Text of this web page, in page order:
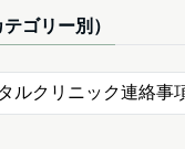
ゴリー別）